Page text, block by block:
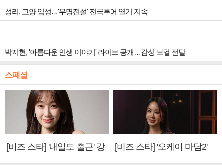
성리, 고양 입성…'무명전설' 전국투어 열기 지속
박지현, '아름다운 인생 이야기' 라이브 공개…감성 보컬 전달
스페셜
[비즈 스타] '내일도 출근' 강
[비즈 스타] '오케이 마담2'